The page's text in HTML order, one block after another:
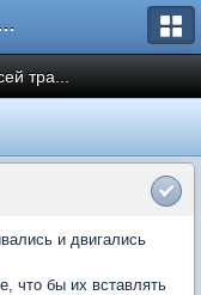
PHILka.RU
тра...
и двигались
что бы их вставлять